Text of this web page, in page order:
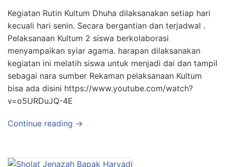
Kegiatan Rutin Kultum Dhuha dilaksanakan setiap hari
kecuali hari senin. Secara bergantian dan terjadwal .
Pelaksanaan Kultum 2 siswa berkolaborasi
menyampaikan syiar agama. harapan dilaksanakan
kegiatan ini melatih siswa untuk menjadi dai dan tampil
sebagai nara sumber Rekaman pelaksanaan Kultum
bisa ada disini https://www.youtube.com/watch?
v=o5URDuJQ-4E
Continue reading →